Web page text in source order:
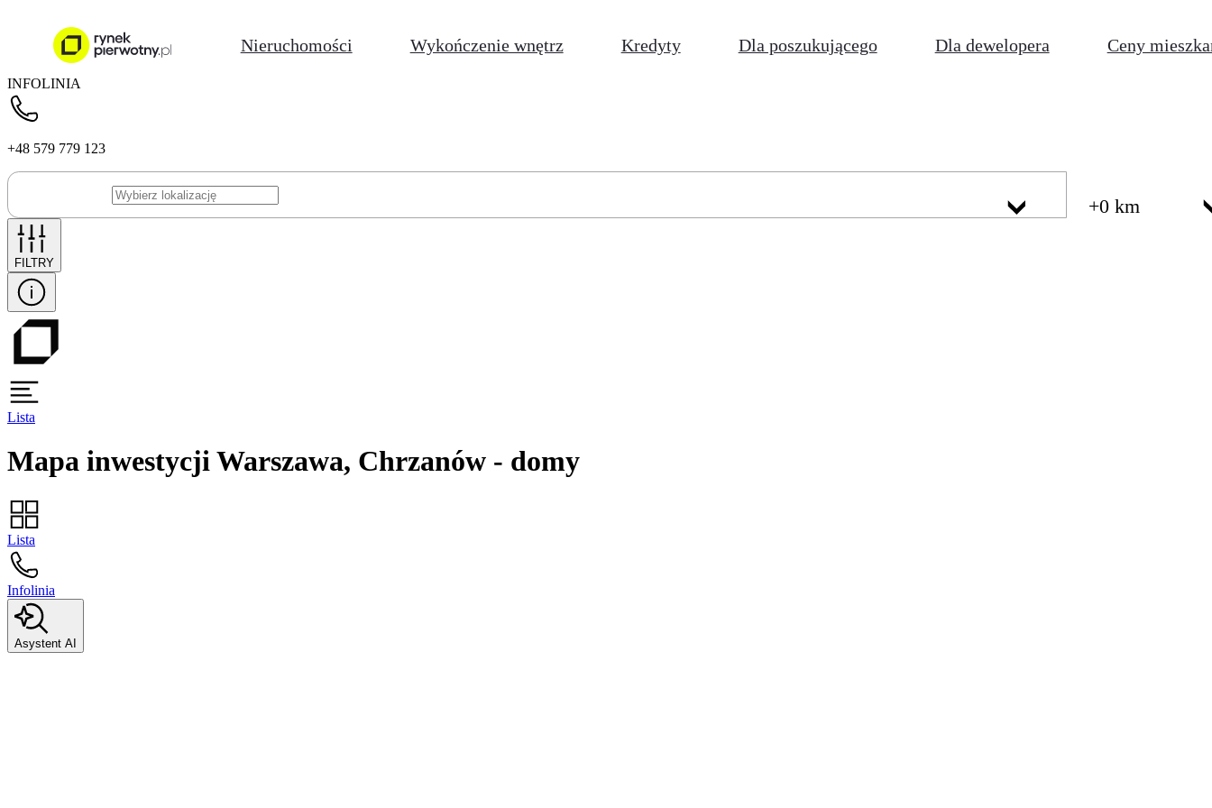
Nieruchomości Wykończenie wnętrz Kredyty Dla poszukującego Dla dewelopera Ceny
INFOLINIA
+48 579 779 123
+0 km
FILTRY
Lista
Mapa inwestycji Warszawa, Chrzanów - domy
Lista
Infolinia
Asystent AI